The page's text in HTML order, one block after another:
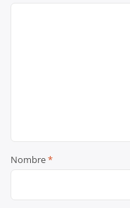
Nombre*